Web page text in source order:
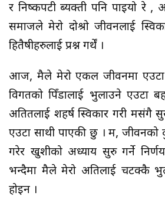
र निष्कपटी ब्यक्ती पनि पाइयो रे ,
समाजले मेरो दोश्रो जीवनलाई
हितैषीहरुलाई प्रश्न गर्थें ।
आज, मैले मेरो एकल जीवनमा एउटा
विगतको पिँडालाई भुलाउने एउटा
अतितलाई शहर्ष स्विकार गरी मसंगै
एउटा साथी पाएकी छु । म, जीवनको
गरेर खुशीको अध्याय सुरु गर्ने
भन्दैमा मैले मेरो अतिलाई चटक्कै
होइन ।